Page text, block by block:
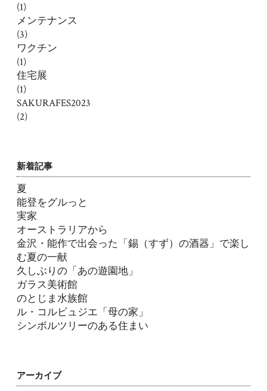
(1)
メンテナンス
(3)
ワクチン
(1)
住宅展
(1)
SAKURAFES2023
(2)
新着記事
夏
能登をグルっと
実家
オーストラリアから
金沢・能作で出会った「錫（すず）の酒器」で楽し
む夏の一献
久しぶりの「あの遊園地」
ガラス美術館
のとじま水族館
ル・コルビュジエ「母の家」
シンボルツリーのある住まい
アーカイブ